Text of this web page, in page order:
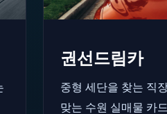
권선드림카
중형 세단을 찾는 직
맞는 수원 실매물 카